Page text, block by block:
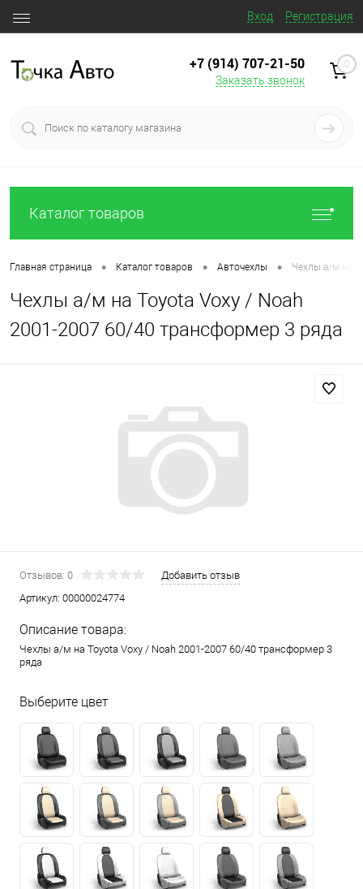
Вход Регистрация
+7 (914) 707‒21‒50
Заказать звонок
0
Каталог товаров
Главная страница • Каталог товаров • Авточехлы • Чехлы а/м на
Чехлы а/м на Toyota Voxy / Noah
2001-2007 60/40 трансформер 3 ряда
Отзывов: 0
Добавить отзыв
Артикул: 00000024774
Описание товара:
Чехлы а/м на Toyota Voxy / Noah 2001-2007 60/40 трансформер 3
ряда
Выберите цвет